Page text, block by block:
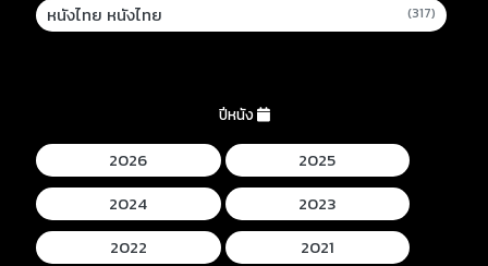
หนังไทย หนังไทย (317)
ปีหนัง
2026
2025
2024
2023
2022
2021